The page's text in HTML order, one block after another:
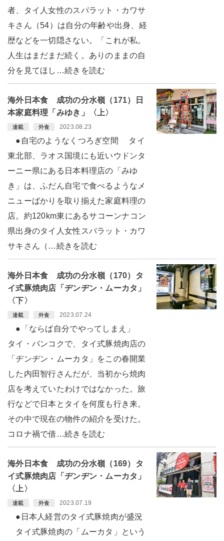
者、タイ人女性のスパラット・カワサ
キさん（54）は自分の年齢や出身、経
歴などを一切隠さない。「これが私。
人生はまだまだ続く。ありのままの自
分を見てほし…続きを読む
海外日本食 成功の分水嶺（171）日
本家庭料理「みゆき」〈上〉
連載 外食 2023.08.23
●自宅のようなくつろぎ空間 タイ
東北部、ラオス国境にも近いウドンタ
ーニー県にある日本料理店の「みゆ
き」は、ふだん自宅で食べるようなメ
ニューばかりを取り揃えた家庭料理の
店。約120km東にあるサコーンナコン
県出身のタイ人女性スパラット・カワ
サキさん（…続きを読む
海外日本食 成功の分水嶺（170）タ
イ式豚焼肉店「ヂンヂン・ムーカタ」
〈下〉
連載 外食 2023.07.24
●「ならば自分でやってしまえ」
タイ・バンコクで、タイ式豚焼肉店の
「ヂンヂン・ムーカタ」をこの春開業
した内田智行さんだが、当初から焼肉
店を考えていたわけではなかった。旅
行などで日本とタイを何度も行き来。
その中で現在の物件の紹介を受けた。
コロナ禍で借…続きを読む
海外日本食 成功の分水嶺（169）タ
イ式豚焼肉店「ヂンヂン・ムーカタ」
〈上〉
連載 外食 2023.07.19
●日本人経営のタイ式豚焼肉が盛況
タイ式豚焼肉の「ムーカタ」という